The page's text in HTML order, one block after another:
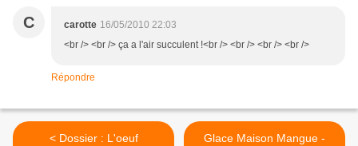
C carotte 16/05/2010 22:03
<br /> <br /> ça a l'air succulent !<br /> <br /> <br /> <br />
Répondre
< Dossier : L'oeuf
Glace Maison Mangue -